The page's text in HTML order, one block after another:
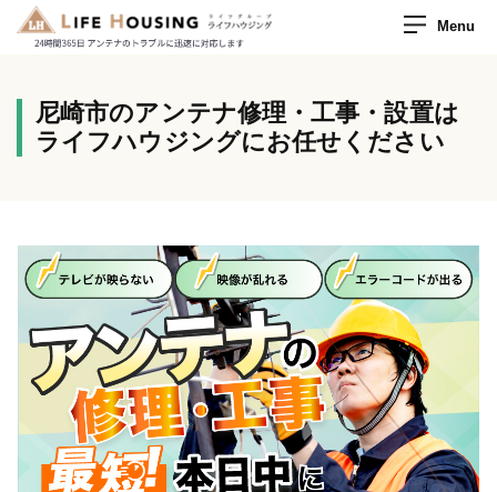
Menu
尼崎市のアンテナ修理・工事・設置は
ライフハウジングにお任せください